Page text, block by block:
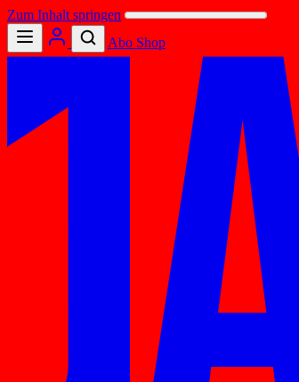
Zum Inhalt springen
Abo Shop